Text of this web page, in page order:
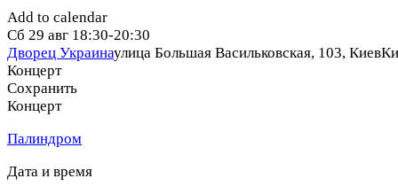
Add to calendar
Сб 29 авг 18:30-20:30
Дворец Украинаулица Большая Васильковская, 103, Киев
Концерт
Сохранить
Концерт
Палиндром
Дата и время